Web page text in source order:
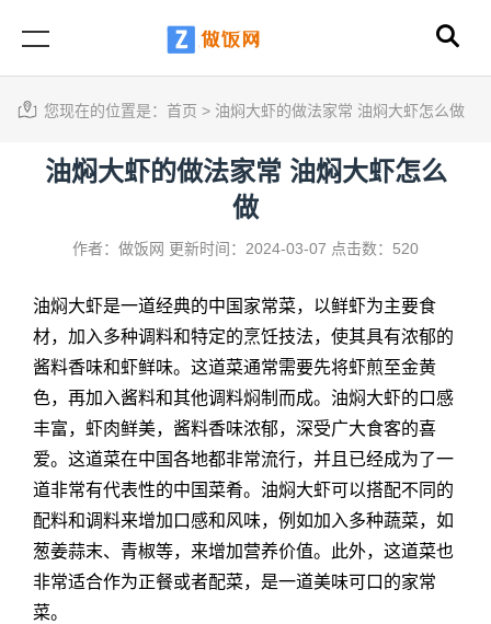
您现在的位置是： 首页 > 油焖大虾的做法家常 油焖大虾怎么做
油焖大虾的做法家常 油焖大虾怎么
做
作者：做饭网 更新时间：2024-03-07 点击数：520
油焖大虾是一道经典的中国家常菜，以鲜虾为主要食
材，加入多种调料和特定的烹饪技法，使其具有浓郁的
酱料香味和虾鲜味。这道菜通常需要先将虾煎至金黄
色，再加入酱料和其他调料焖制而成。油焖大虾的口感
丰富，虾肉鲜美，酱料香味浓郁，深受广大食客的喜
爱。这道菜在中国各地都非常流行，并且已经成为了一
道非常有代表性的中国菜肴。油焖大虾可以搭配不同的
配料和调料来增加口感和风味，例如加入多种蔬菜，如
葱姜蒜末、青椒等，来增加营养价值。此外，这道菜也
非常适合作为正餐或者配菜，是一道美味可口的家常
菜。